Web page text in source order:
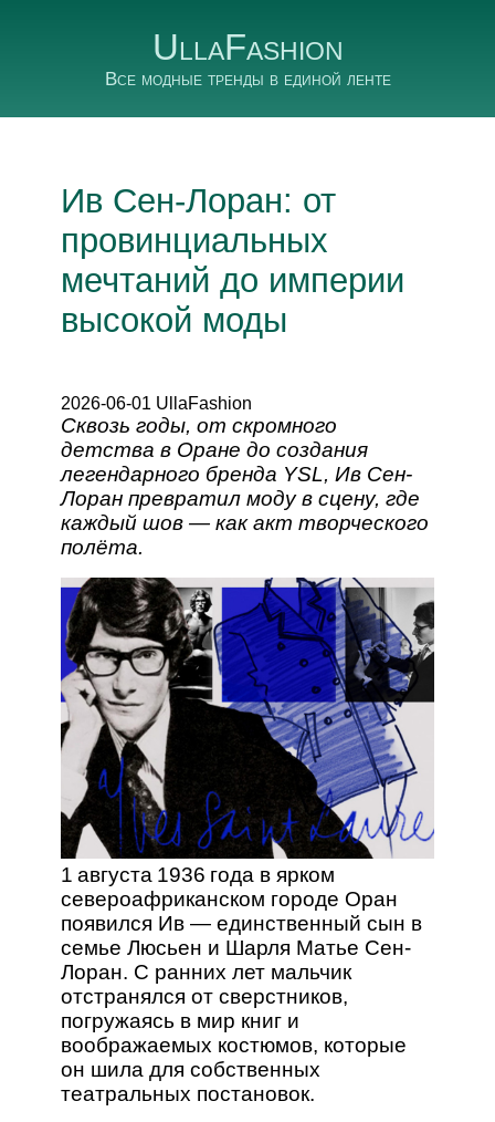
UllaFashion
Все модные тренды в единой ленте
Ив Сен-Лоран: от
провинциальных
мечтаний до империи
высокой моды
2026-06-01 UllaFashion
Сквозь годы, от скромного
детства в Оране до создания
легендарного бренда YSL, Ив Сен-
Лоран превратил моду в сцену, где
каждый шов — как акт творческого
полёта.
1 августа 1936 года в ярком
североафриканском городе Оран
появился Ив — единственный сын в
семье Люсьен и Шарля Матье Сен-
Лоран. С ранних лет мальчик
отстранялся от сверстников,
погружаясь в мир книг и
воображаемых костюмов, которые
он шила для собственных
театральных постановок.